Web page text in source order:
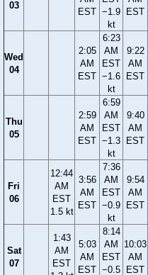
03
EST −1.9
kt
EST
Wed
04
2:05
AM
EST
6:23
AM
EST
−1.6
kt
9:22
AM
EST
Thu
05
2:59
AM
EST
6:59
AM
EST
−1.3
kt
9:40
AM
EST
Fri
06
12:44
AM
EST
1.5 kt
3:56
AM
EST
7:36
AM
EST
−0.9
kt
9:54
AM
EST
Sat
07
1:43
AM
EST
5:03
AM
EST
8:14
AM
EST
−0.5
10:03
AM
EST